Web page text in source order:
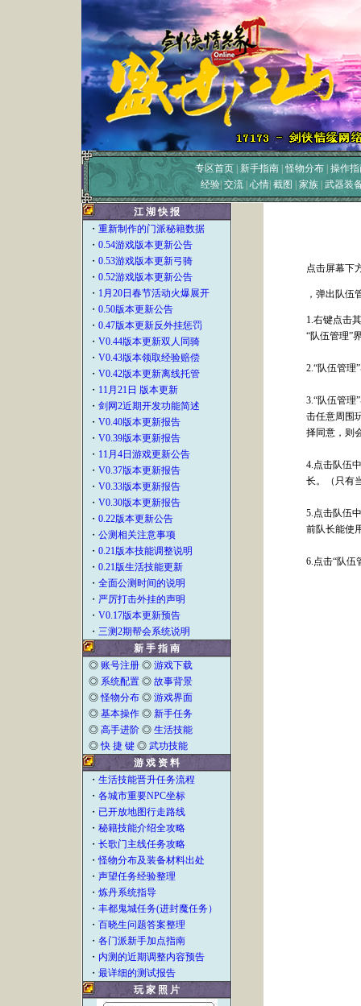
专区首页 新手指南 |怪物分布 操作
经验| 交流 心情 截图 家族 武器装
江 湖 快 报
・重新制作的门派秘籍数据
・0.54游戏版本更新公告
・0.53游戏版本更新弓骑
・0.52游戏版本更新公告
・ 1月20日春节活动火爆展开
・0.50版本更新公告
・0.47版本更新反外挂惩罚
・V0.44版本更新双人同骑
・V0.43版本领取经验赔偿
・V0.42版本更新离线托管
・ 11月21日 版本更新
・剑网2近期开发功能简述
・V0.40版本更新报告
・V0.39版本更新报告
・ 11月4日游戏更新公告
・V0.37版本更新报告
・V0.33版本更新报告
・V0.30版本更新报告
・0.22版本更新公告
・公测相关注意事项
・0.21版本技能调整说明
・0.21版生活技能更新
・全面公测时间的说明
・ 严厉打击外挂的声明
・V0.17版本更新预告
・三测2期帮会系统说明
新 手 指 南
◎账号注册 ◎游戏下载
◎ 系统配置 ◎故事背景
◎怪物分布 ◎游戏界面
◎基本操作 ◎新手任务
◎高手进阶 ◎生活技能
◎快 捷 键 ◎武功技能
游 戏 资 料
・生活技能晋升任务流程
・各城市重要NPC坐标
・ 已开放地图行走路线
・秘籍技能介绍全攻略
・长歌门主线任务攻略
・怪物分布及装备材料出处
・声望任务经验整理
・炼丹系统指导
・丰都鬼城任务(进封魔任务）
・百晓生问题答案整理
・各门派新手加点指南
・ 内测的近期调整内容预告
・最详细的测试报告
玩 家 照 片
点击屏幕下
，弹出队伍
1.右键点击
“队伍管理”
2.“队伍管理
3.“队伍管理
击任意周围
择同意，则
4.点击队伍
长。（只有
5.点击队伍
前队长能使
6.点击“队伍